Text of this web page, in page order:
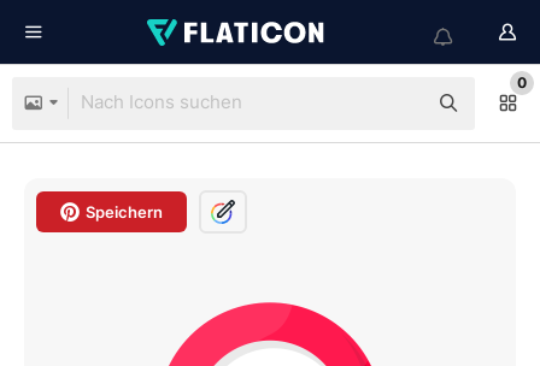
0
Speichern